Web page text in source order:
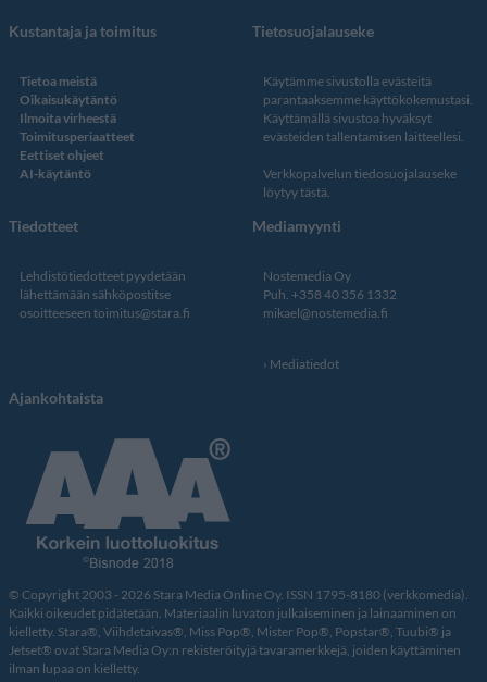
Kustantaja ja toimitus
Tietoa meistä
Oikaisukäytäntö
Ilmoita virheestä
Toimitusperiaatteet
Eettiset ohjeet
AI-käytäntö
Tietosuojalauseke
Käytämme sivustolla evästeitä
parantaaksemme käyttökokemustasi.
Käyttämällä sivustoa hyväksyt
evästeiden tallentamisen laitteellesi.
Verkkopalvelun tiedosuojalauseke
löytyy tästä.
Tiedotteet
Lehdistötiedotteet pyydetään
lähettämään sähköpostitse
osoitteeseen toimitus@stara.fi
Mediamyynti
Nostemedia Oy
Puh. +358 40 356 1332
mikael@nostemedia.fi
Mediatiedot
Ajankohtaista
© Copyright 2003 - 2026 Stara Media Online Oy. ISSN 1795-8180 (verkkomedia).
Kaikki oikeudet pidätetään. Materiaalin luvaton julkaiseminen ja lainaaminen on
kielletty. Stara®, Viihdetaivas®, Miss Pop®, Mister Pop®, Popstar®, Tuubi® ja
Jetset® ovat Stara Media Oy:n rekisteröityjä tavaramerkkejä, joiden käyttäminen
ilman lupaa on kielletty.